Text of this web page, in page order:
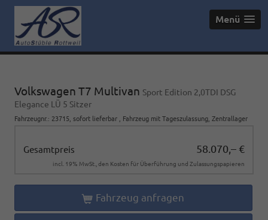
Menü
Volkswagen T7 Multivan Sport Edition 2,0TDI DSG
Elegance LÜ 5 Sitzer
Fahrzeugnr. : 23715 sofort lieferbar Fahrzeug mit Tageszulassung , Zentrallager
Gesamtpreis 58.070,– €
incl. 19% MwSt., den Kosten für Überführung und Zulassungspapieren
Fahrzeug anfragen